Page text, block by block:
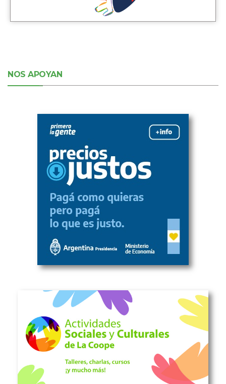
NOS APOYAN